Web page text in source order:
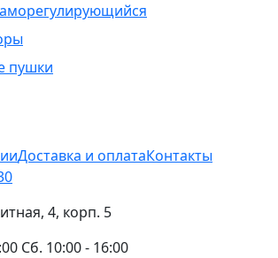
пушки
Доставка и оплатаКонтакты
4, корп. 5
Сб. 10:00 - 16:00